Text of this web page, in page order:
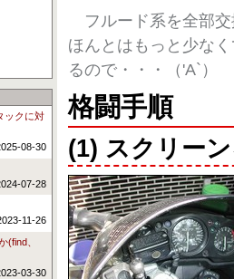
ックに対
08-30
07-28
11-26
(find、
03-30
フルード系を全部交
ほんとはもっと少な
るので・・・（'A`）
格闘手順
(1) スクリー